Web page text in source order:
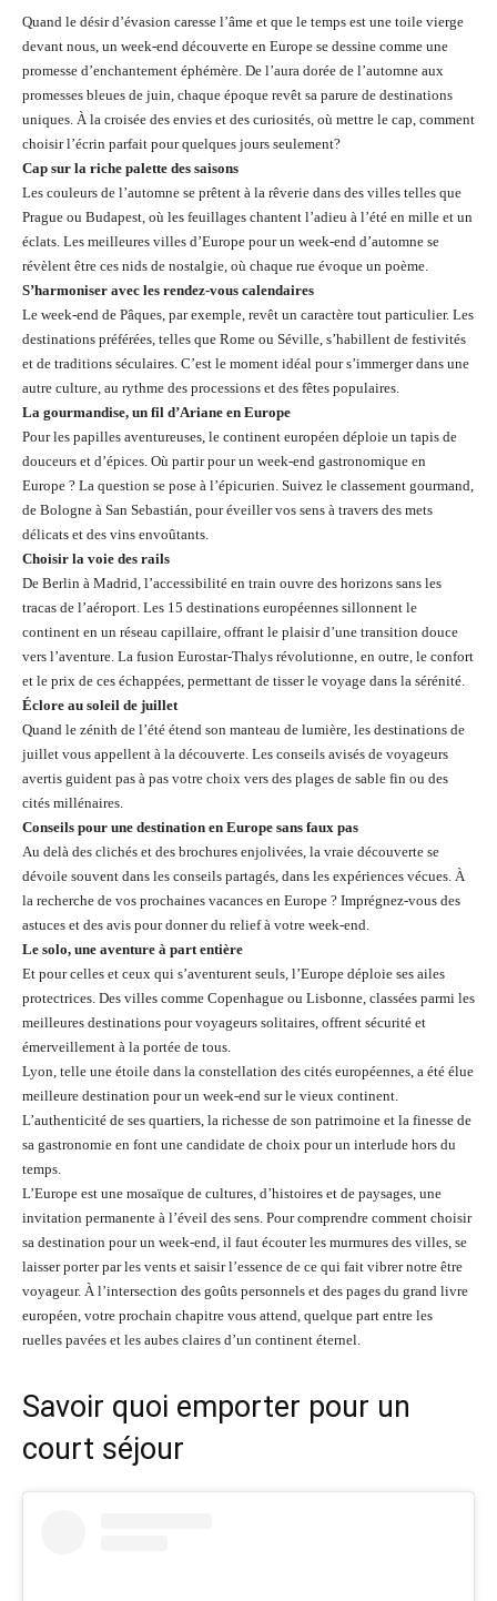
Quand le désir d’évasion caresse l’âme et que le temps est une toile vierge
devant nous, un week-end découverte en Europe se dessine comme une
promesse d’enchantement éphémère. De l’aura dorée de l’automne aux
promesses bleues de juin, chaque époque revêt sa parure de destinations
uniques. À la croisée des envies et des curiosités, où mettre le cap, comment
choisir l’écrin parfait pour quelques jours seulement?
Cap sur la riche palette des saisons
Les couleurs de l’automne se prêtent à la rêverie dans des villes telles que
Prague ou Budapest, où les feuillages chantent l’adieu à l’été en mille et un
éclats. Les meilleures villes d’Europe pour un week-end d’automne se
révèlent être ces nids de nostalgie, où chaque rue évoque un poème.
S’harmoniser avec les rendez-vous calendaires
Le week-end de Pâques, par exemple, revêt un caractère tout particulier. Les
destinations préférées, telles que Rome ou Séville, s’habillent de festivités
et de traditions séculaires. C’est le moment idéal pour s’immerger dans une
autre culture, au rythme des processions et des fêtes populaires.
La gourmandise, un fil d’Ariane en Europe
Pour les papilles aventureuses, le continent européen déploie un tapis de
douceurs et d’épices. Où partir pour un week-end gastronomique en
Europe ? La question se pose à l’épicurien. Suivez le classement gourmand,
de Bologne à San Sebastián, pour éveiller vos sens à travers des mets
délicats et des vins envoûtants.
Choisir la voie des rails
De Berlin à Madrid, l’accessibilité en train ouvre des horizons sans les
tracas de l’aéroport. Les 15 destinations européennes sillonnent le
continent en un réseau capillaire, offrant le plaisir d’une transition douce
vers l’aventure. La fusion Eurostar-Thalys révolutionne, en outre, le confort
et le prix de ces échappées, permettant de tisser le voyage dans la sérénité.
Éclore au soleil de juillet
Quand le zénith de l’été étend son manteau de lumière, les destinations de
juillet vous appellent à la découverte. Les conseils avisés de voyageurs
avertis guident pas à pas votre choix vers des plages de sable fin ou des
cités millénaires.
Conseils pour une destination en Europe sans faux pas
Au delà des clichés et des brochures enjolivées, la vraie découverte se
dévoile souvent dans les conseils partagés, dans les expériences vécues. À
la recherche de vos prochaines vacances en Europe ? Imprégnez-vous des
astuces et des avis pour donner du relief à votre week-end.
Le solo, une aventure à part entière
Et pour celles et ceux qui s’aventurent seuls, l’Europe déploie ses ailes
protectrices. Des villes comme Copenhague ou Lisbonne, classées parmi les
meilleures destinations pour voyageurs solitaires, offrent sécurité et
émerveillement à la portée de tous.
Lyon, telle une étoile dans la constellation des cités européennes, a été élue
meilleure destination pour un week-end sur le vieux continent.
L’authenticité de ses quartiers, la richesse de son patrimoine et la finesse de
sa gastronomie en font une candidate de choix pour un interlude hors du
temps.
L’Europe est une mosaïque de cultures, d’histoires et de paysages, une
invitation permanente à l’éveil des sens. Pour comprendre comment choisir
sa destination pour un week-end, il faut écouter les murmures des villes, se
laisser porter par les vents et saisir l’essence de ce qui fait vibrer notre être
voyageur. À l’intersection des goûts personnels et des pages du grand livre
européen, votre prochain chapitre vous attend, quelque part entre les
ruelles pavées et les aubes claires d’un continent éternel.
Savoir quoi emporter pour un
court séjour